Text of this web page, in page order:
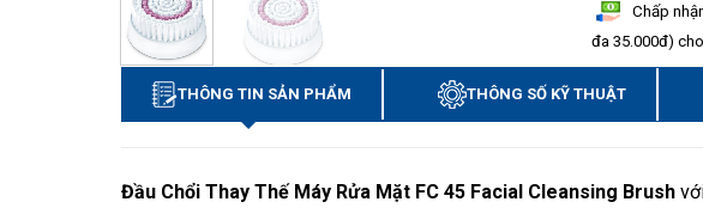
Chấp
đa 35.000đ)
THÔNG TIN SẢN PHẨM THÔNG SỐ KỸ THUẬT
Đầu Chổi Thay Thế Máy Rửa Mặt FC 45 Facial Cleansing Brush